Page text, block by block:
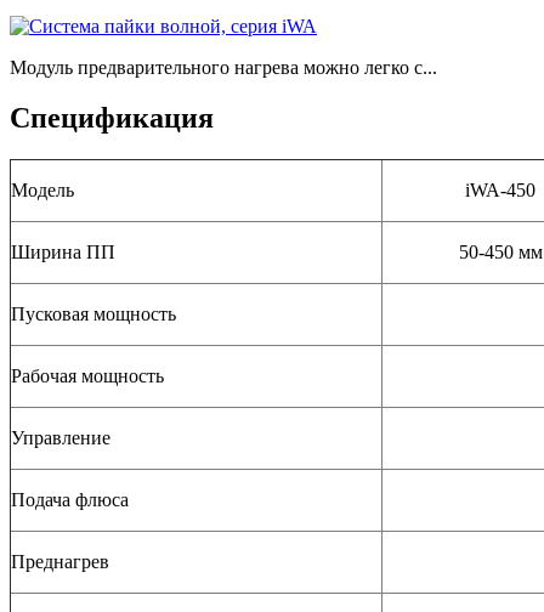
Модуль предварительного нагрева можно легко с...
Спецификация
Модель iWA-450
Ширина ПП 50-450 мм
Пусковая мощность
Рабочая мощность
Управление
Подача флюса
Преднагрев